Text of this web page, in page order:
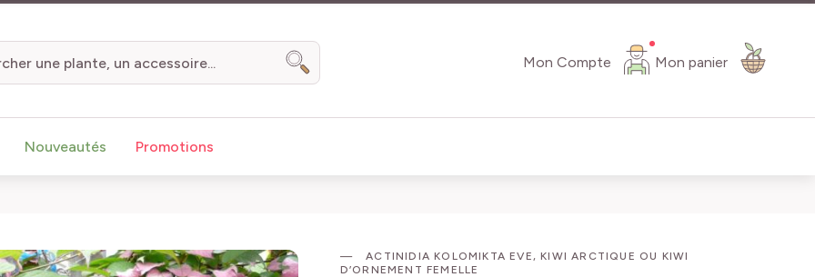
Mon Compte Mon panier
Nouveautés Promotions
Chercher
ACTINIDIA KOLOMIKTA EVE, KIWI ARCTIQUE OU KIWI
D’ORNEMENT FEMELLE